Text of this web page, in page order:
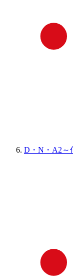
D・N・A2～